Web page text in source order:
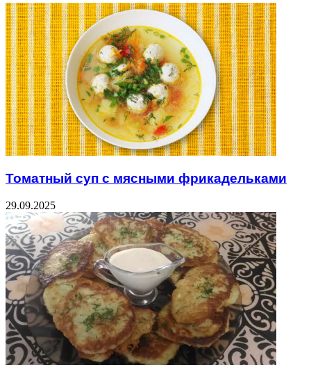
Томатный суп с мясными фрикадельками
29.09.2025